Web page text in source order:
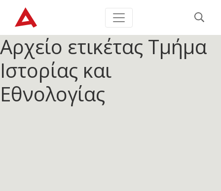
Αρχείο ετικέτας Τμήμα
Ιστορίας και
Εθνολογίας